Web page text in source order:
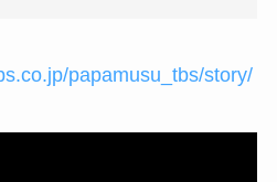
papamusu_tbs/story/